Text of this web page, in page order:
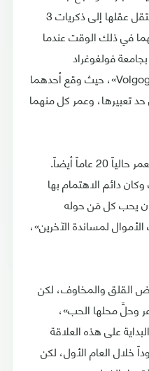
خفيفة على وجهها يعكس كيف انتقل عقلها إلى ذكريات 3
في ذلك الوقت عندما
فولغوغراد
«Volgograd Polytechnic University»، حيث وقع أحدهما
تعبيرها، وعمر كل منهما
اسمه عبد الرزاق عبيد ويبلغ من العمر حالياً 20 عاماً أيضاً.
دائم الاهتمام بها
يحب كل مَن حوله
لمساندة الآخرين»،
القلق والمخاوف، لكن
وحلَّ محلها الحب»،
على هذه العلاقة
خلال العام الأول، لكن